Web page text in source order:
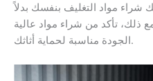
شراء مواد التغليف بنفسك بدلاً
ذلك، تأكد من شراء مواد عالية
الجودة مناسبة لحماية أثاثك.